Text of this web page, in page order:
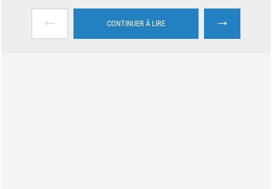
← CONTINUER À LIRE →